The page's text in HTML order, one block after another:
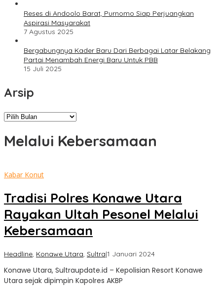
Reses di Andoolo Barat, Purnomo Siap Perjuangkan
Aspirasi Masyarakat
7 Agustus 2025
Bergabungnya Kader Baru Dari Berbagai Latar Belakang
Partai Menambah Energi Baru Untuk PBB
15 Juli 2025
Arsip
Arsip
Melalui Kebersamaan
Kabar Konut
Tradisi Polres Konawe Utara
Rayakan Ultah Pesonel Melalui
Kebersamaan
Headline, Konawe Utara, Sultra|1 Januari 2024oleh
Update
Konawe Utara, Sultraupdate.id – Kepolisian Resort Konawe
Utara sejak dipimpin Kapolres AKBP